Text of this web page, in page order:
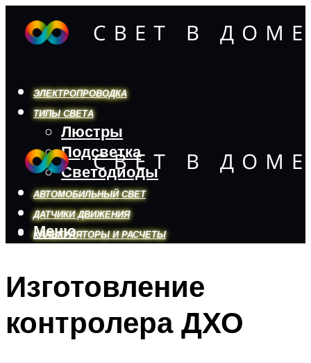
ЭЛЕКТРОПРОВОДКА
ТИПЫ СВЕТА
Люстры
Подсветка
Светодиоды
АВТОМОБИЛЬНЫЙ СВЕТ
ДАТЧИКИ ДВИЖЕНИЯ
КАЛЬКУЛЯТОРЫ И РАСЧЕТЫ
Меню
Меню
Изготовление
контролера ДХО